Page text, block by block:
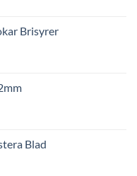
Brisyrer
Blad